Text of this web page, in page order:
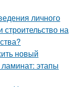
личного
на
новый
этапы